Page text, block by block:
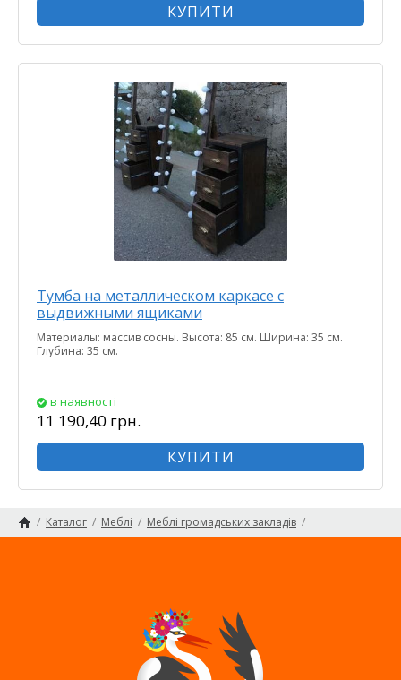
КУПИТИ
Тумба на металлическом каркасе с
выдвижными ящиками
Материалы: массив сосны. Высота: 85 см. Ширина: 35 см.
Глубина: 35 см.
в наявності
11 190,40 грн.
КУПИТИ
/ Каталог / Меблі / Меблі громадських закладів /